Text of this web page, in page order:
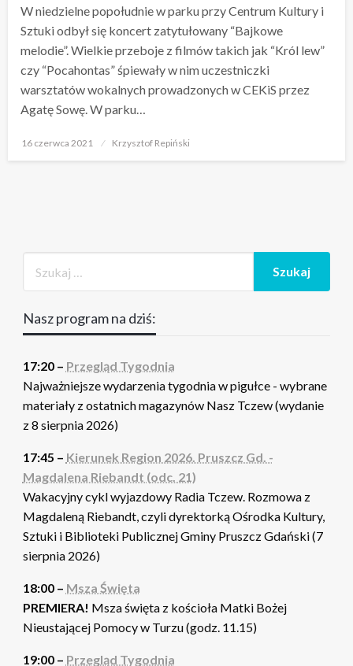
W niedzielne popołudnie w parku przy Centrum Kultury i
Sztuki odbył się koncert zatytułowany “Bajkowe
melodie”. Wielkie przeboje z filmów takich jak “Król lew”
czy “Pocahontas” śpiewały w nim uczestniczki
warsztatów wokalnych prowadzonych w CEKiS przez
Agatę Sowę. W parku…
Opublikowane
16 czerwca 2021 Krzysztof Repiński
Nasz program na dziś:
17:20 – Przegląd Tygodnia
Najważniejsze wydarzenia tygodnia w pigułce - wybrane
materiały z ostatnich magazynów Nasz Tczew (wydanie
z 8 sierpnia 2026)
17:45 – Kierunek Region 2026. Pruszcz Gd. -
Magdalena Riebandt (odc. 21)
Wakacyjny cykl wyjazdowy Radia Tczew. Rozmowa z
Magdaleną Riebandt, czyli dyrektorką Ośrodka Kultury,
Sztuki i Biblioteki Publicznej Gminy Pruszcz Gdański (7
sierpnia 2026)
18:00 – Msza Święta
PREMIERA! Msza święta z kościoła Matki Bożej
Nieustającej Pomocy w Turzu (godz. 11.15)
19:00 – Przegląd Tygodnia